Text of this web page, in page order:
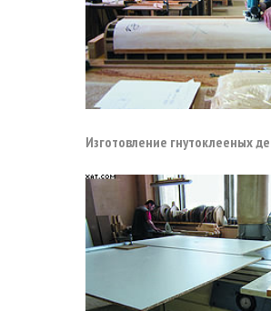
Изготовление гнутоклееных